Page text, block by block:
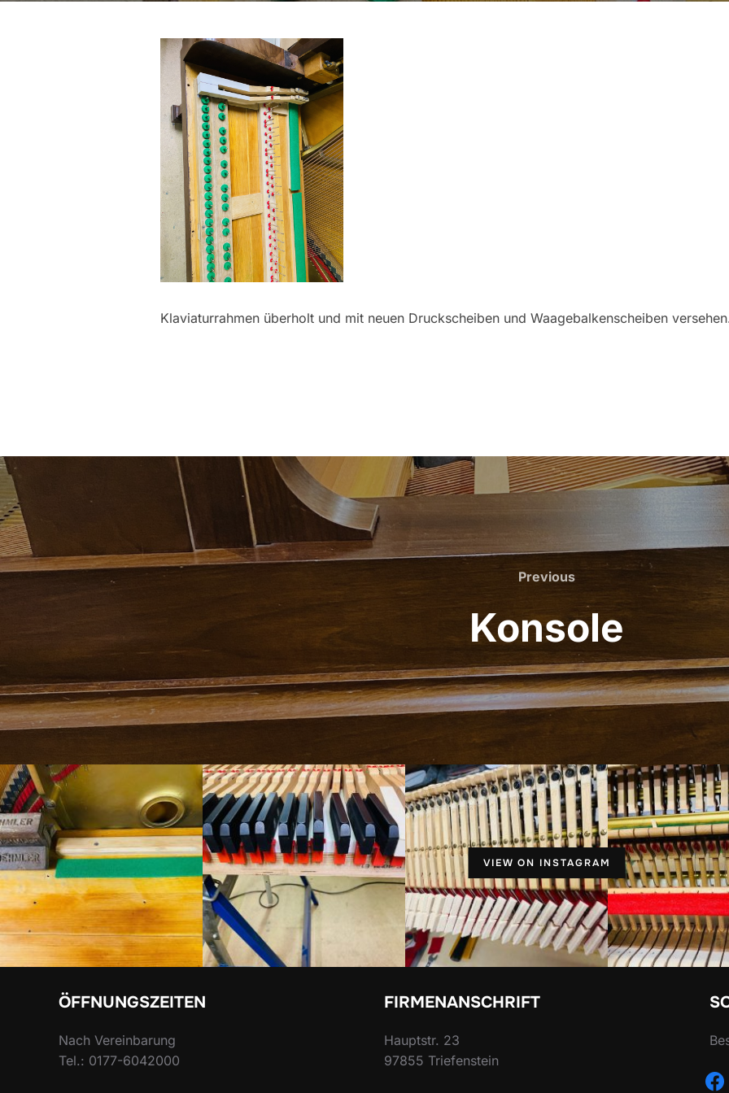
Klaviaturrahmen überholt und mit neuen Druckscheiben und Waagebalkenscheiben
Beitragsnavigation
Previous
Previous
Konsole
VIEW ON INSTAGRAM
ÖFFNUNGSZEITEN
Nach Vereinbarung
Tel.: 0177-6042000
FIRMENANSCHRIFT
Hauptstr. 23
97855 Triefenstein